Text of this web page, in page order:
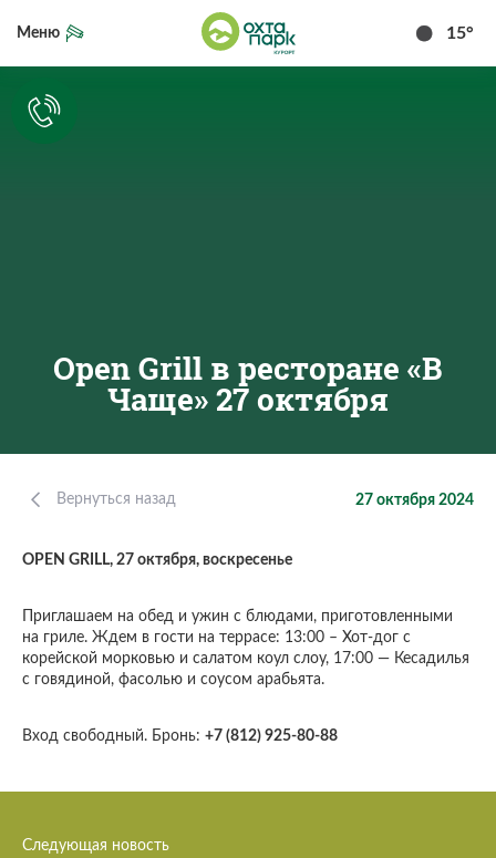
15°
Меню
Open Grill в ресторане «В
Чаще» 27 октября
Вернуться назад 27 октября 2024
OPEN GRILL, 27 октября, воскресенье
Приглашаем на обед и ужин с блюдами, приготовленными
на гриле. Ждем в гости на террасе: 13:00 – Хот-дог с
корейской морковью и салатом коул слоу, 17:00 — Кесадилья
с говядиной, фасолью и соусом арабьята.
Вход свободный. Бронь: +7 (812) 925-80-88
Следующая новость